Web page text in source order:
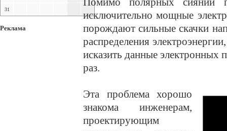
31
Реклама
исключительно мощные
порождают сильные скачки
распределения
исказить данные
раз.
Эта проблема хорошо
знакома инженерам,
проектирующим